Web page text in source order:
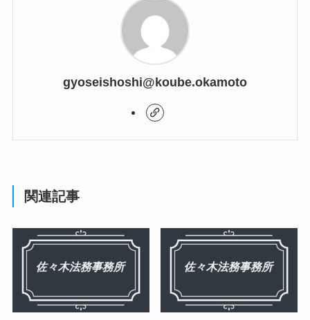
gyoseishoshi@koube.okamoto
関連記事